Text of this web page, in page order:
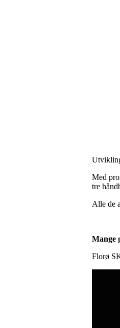
Med
tre
Alle de
Mange
Florø